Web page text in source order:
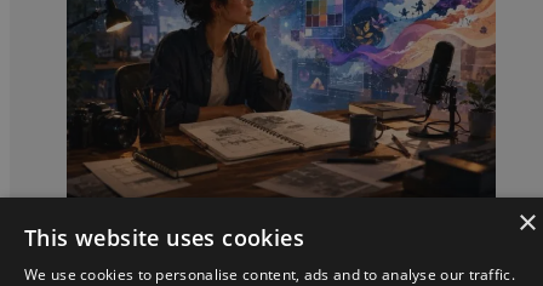
×
This website uses cookies
We use cookies to personalise content, ads and to analyse our traffic.